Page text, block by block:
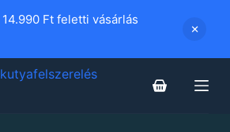
Ft feletti vásárlás